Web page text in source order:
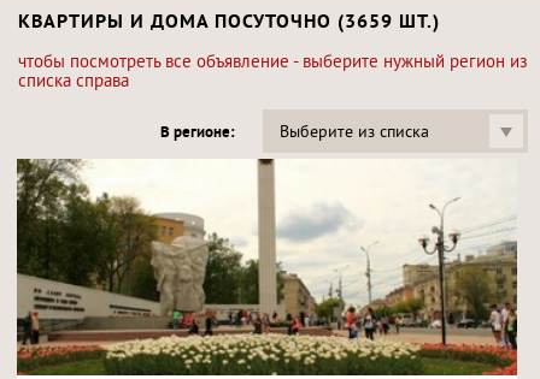
КВАРТИРЫ И ДОМА ПОСУТОЧНО (3659 ШТ.)
чтобы посмотреть все объявление - выберите нужный регион из
списка справа
В регионе: Выберите из списка